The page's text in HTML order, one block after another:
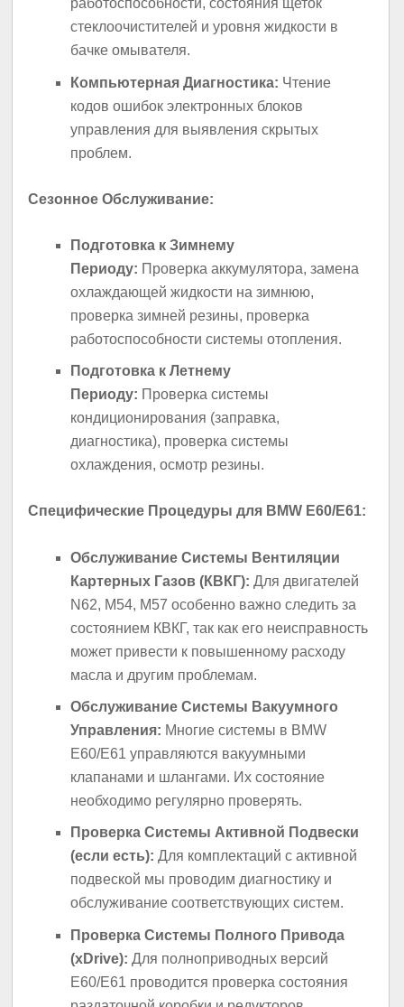
работоспособности, состояния щеток
стеклоочистителей и уровня жидкости в
бачке омывателя.
Компьютерная Диагностика: Чтение
кодов ошибок электронных блоков
управления для выявления скрытых
проблем.
Сезонное Обслуживание:
Подготовка к Зимнему
Периоду: Проверка аккумулятора, замена
охлаждающей жидкости на зимнюю,
проверка зимней резины, проверка
работоспособности системы отопления.
Подготовка к Летнему
Периоду: Проверка системы
кондиционирования (заправка,
диагностика), проверка системы
охлаждения, осмотр резины.
Специфические Процедуры для BMW E60/E61:
Обслуживание Системы Вентиляции
Картерных Газов (КВКГ): Для двигателей
N62, M54, M57 особенно важно следить за
состоянием КВКГ, так как его неисправность
может привести к повышенному расходу
масла и другим проблемам.
Обслуживание Системы Вакуумного
Управления: Многие системы в BMW
E60/E61 управляются вакуумными
клапанами и шлангами. Их состояние
необходимо регулярно проверять.
Проверка Системы Активной Подвески
(если есть): Для комплектаций с активной
подвеской мы проводим диагностику и
обслуживание соответствующих систем.
Проверка Системы Полного Привода
(xDrive): Для полноприводных версий
E60/E61 проводится проверка состояния